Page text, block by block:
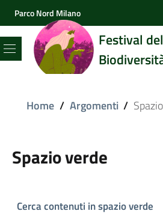
Parco Nord Milano
Festival
Menu
Home / Argomenti /
Spazio verde
Cerca contenuti in spazio verde